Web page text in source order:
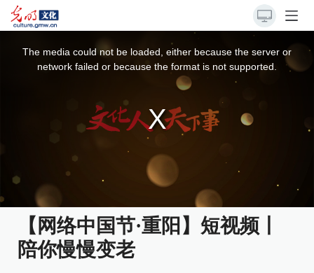
The media could not be loaded, either because the server or
network failed or because the format is not supported.
【网络中国节·重阳】短视频丨
陪你慢慢变老